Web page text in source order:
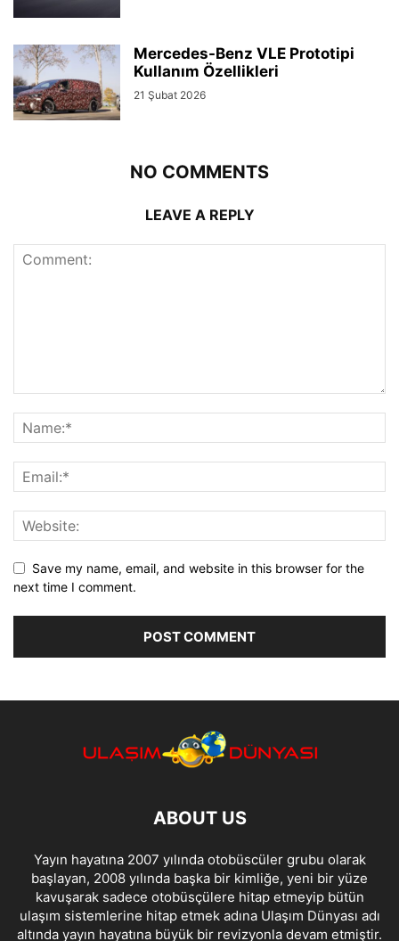
Mercedes-Benz VLE Prototipi
Kullanım Özellikleri
21 Şubat 2026
NO COMMENTS
LEAVE A REPLY
Save my name, email, and website in this browser for the
next time I comment.
ABOUT US
Yayın hayatına 2007 yılında otobüscüler grubu olarak
başlayan, 2008 yılında başka bir kimliğe, yeni bir yüze
kavuşarak sadece otobüsçülere hitap etmeyip bütün
ulaşım sistemlerine hitap etmek adına Ulaşım Dünyası adı
altında yayın hayatına büyük bir revizyonla devam etmiştir.